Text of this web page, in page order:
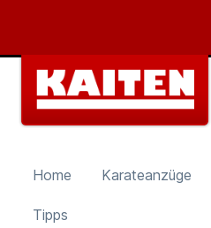
Zur Hauptnavigation
Home Karateanzüge
Tipps